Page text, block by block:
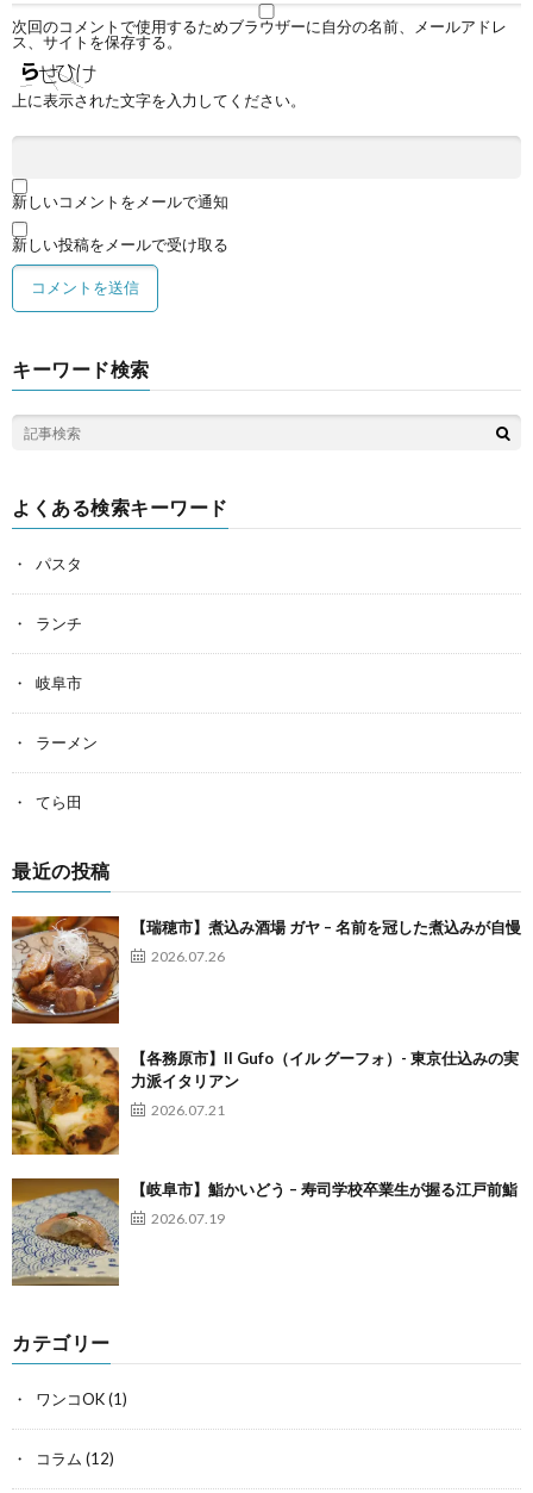
次回のコメントで使用するためブラウザーに自分の名前、メールアドレ
ス、サイトを保存する。
上に表示された文字を入力してください。
新しいコメントをメールで通知
新しい投稿をメールで受け取る
キーワード検索
よくある検索キーワード
パスタ
ランチ
岐阜市
ラーメン
てら田
最近の投稿
【瑞穂市】煮込み酒場 ガヤ – 名前を冠した煮込みが自慢
2026.07.26
【各務原市】Il Gufo（イル グーフォ）- 東京仕込みの実
力派イタリアン
2026.07.21
【岐阜市】鮨かいどう – 寿司学校卒業生が握る江戸前鮨
2026.07.19
カテゴリー
ワンコOK(1)
コラム (12)